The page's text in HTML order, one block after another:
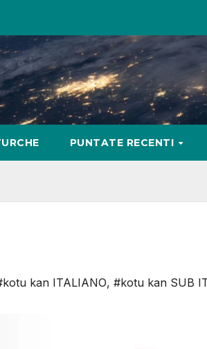
PUNTATE RECENTI
kan ITALIANO, #kotu kan SUB